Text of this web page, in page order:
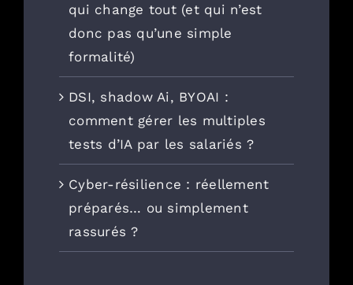
qui change tout (et qui n’est
donc pas qu’une simple
formalité)
DSI, shadow Ai, BYOAI :
comment gérer les multiples
tests d’IA par les salariés ?
Cyber-résilience : réellement
préparés… ou simplement
rassurés ?